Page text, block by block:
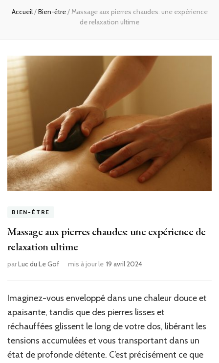
Accueil/Bien-être/Massage aux pierres chaudes: une expérience
de relaxation ultime
BIEN-ÊTRE
Massage aux pierres chaudes: une expérience de
relaxation ultime
parLuc du Le Gof mis à jour le 19 avril 2024
Imaginez-vous enveloppé dans une chaleur douce et
apaisante, tandis que des pierres lisses et
réchauffées glissent le long de votre dos, libérant les
tensions accumulées et vous transportant dans un
état de profonde détente. C’est précisément ce que